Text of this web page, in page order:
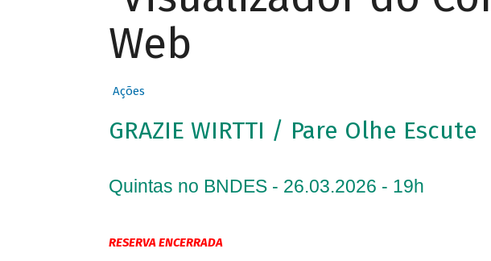
Web
Ações
GRAZIE WIRTTI / Pare Olhe Escute
Quintas no BNDES - 26.03.2026 - 19h
RESERVA ENCERRADA